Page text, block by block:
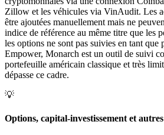
Zillow et les véhicules via VinAudit. Les
être ajoutées manuellement mais ne
indice de référence au même titre que les
les options ne sont pas suivies en tant que
Empower, Monarch est un outil de suivi
portefeuille américain classique et très
dépasse ce cadre.
💡
Options, capital-investissement et